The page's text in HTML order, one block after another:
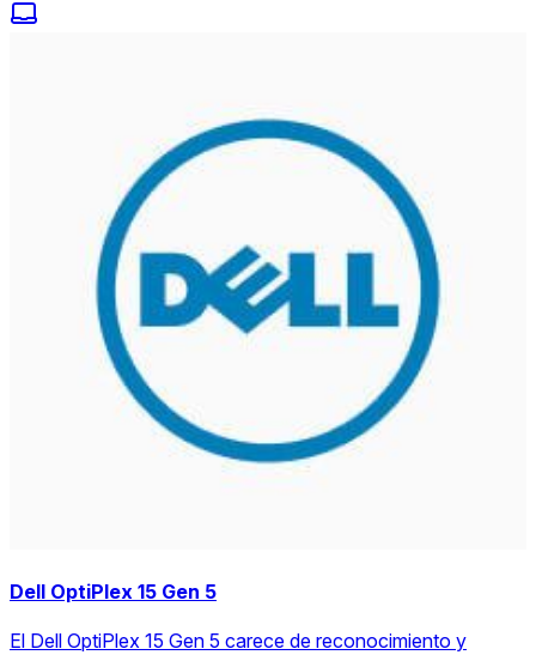
Dell OptiPlex 15 Gen 5
El Dell OptiPlex 15 Gen 5 carece de reconocimiento y